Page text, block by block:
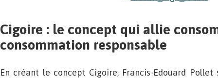
Cigoire : le concept qui allie
consommation responsable
En créant le concept Cigoire, Francis-Edouard Pollet